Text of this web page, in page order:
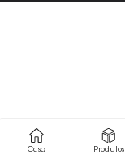
Casa Produtos